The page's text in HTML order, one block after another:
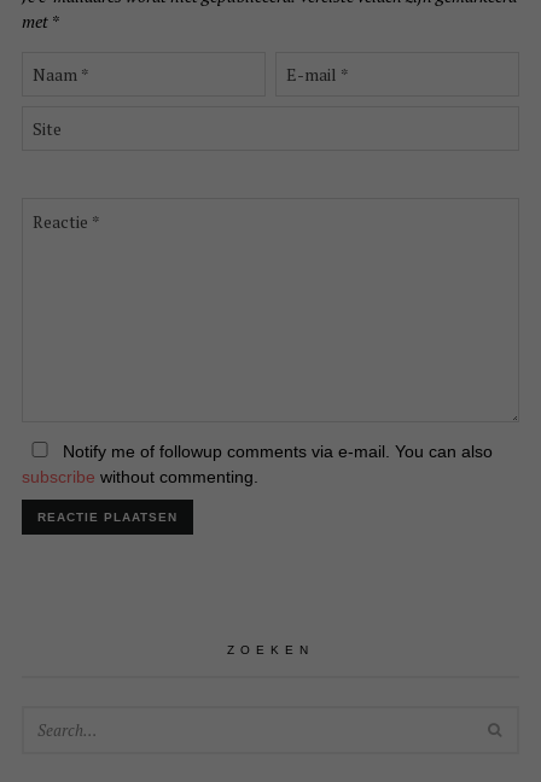
met *
Notify me of followup comments via e-mail. You can also
subscribe without commenting.
ZOEKEN